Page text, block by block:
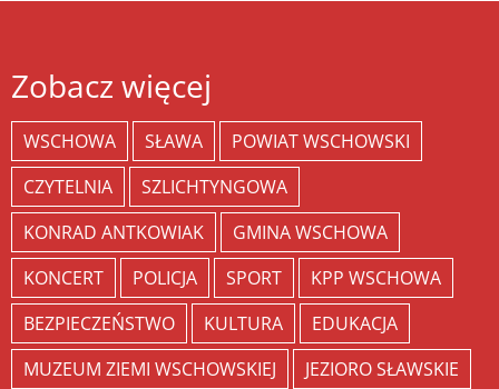
Zobacz więcej
WSCHOWA SŁAWA
POWIAT WSCHOWSKI
CZYTELNIA
SZLICHTYNGOWA
KONRAD ANTKOWIAK
GMINA WSCHOWA
KONCERT
POLICJA SPORT
KPP WSCHOWA
BEZPIECZEŃSTWO
KULTURA
EDUKACJA
MUZEUM ZIEMI WSCHOWSKIEJ
JEZIORO SŁAWSKIE